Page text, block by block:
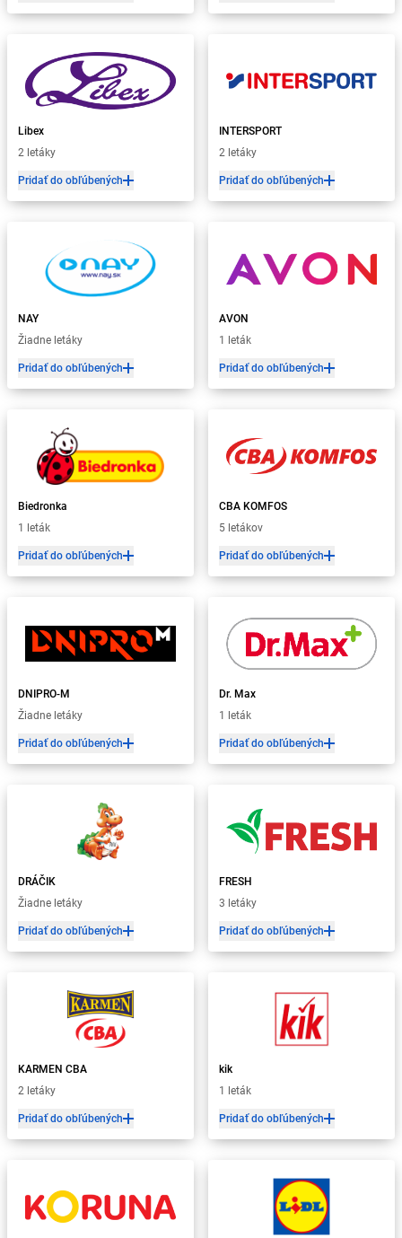
Libex
2 letáky
Pridať do obľúbených
INTERSPORT
2 letáky
Pridať do obľúbených
NAY
Žiadne letáky
Pridať do obľúbených
AVON
1 leták
Pridať do obľúbených
Biedronka
1 leták
Pridať do obľúbených
CBA KOMFOS
5 letákov
Pridať do obľúbených
DNIPRO-M
Žiadne letáky
Pridať do obľúbených
Dr. Max
1 leták
Pridať do obľúbených
DRÁČIK
Žiadne letáky
Pridať do obľúbených
FRESH
3 letáky
Pridať do obľúbených
KARMEN CBA
2 letáky
Pridať do obľúbených
kik
1 leták
Pridať do obľúbených